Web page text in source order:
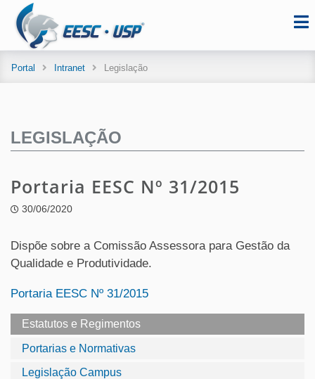
Portal Intranet Legislação
Estatutos e Regimentos
Portarias e Normativas
Legislação Campus
LEGISLAÇÃO
Portaria EESC Nº 31/2015
30/06/2020
Dispõe sobre a Comissão Assessora para Gestão da
Qualidade e Produtividade.
Portaria EESC Nº 31/2015